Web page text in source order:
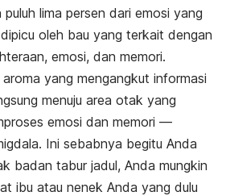
lima persen dari emosi yang
oleh bau yang terkait dengan
emosi, dan memori.
yang mengangkut informasi
menuju area otak yang
emosi dan memori —
Ini sebabnya begitu Anda
badan tabur jadul, Anda mungkin
ibu atau nenek Anda yang dulu